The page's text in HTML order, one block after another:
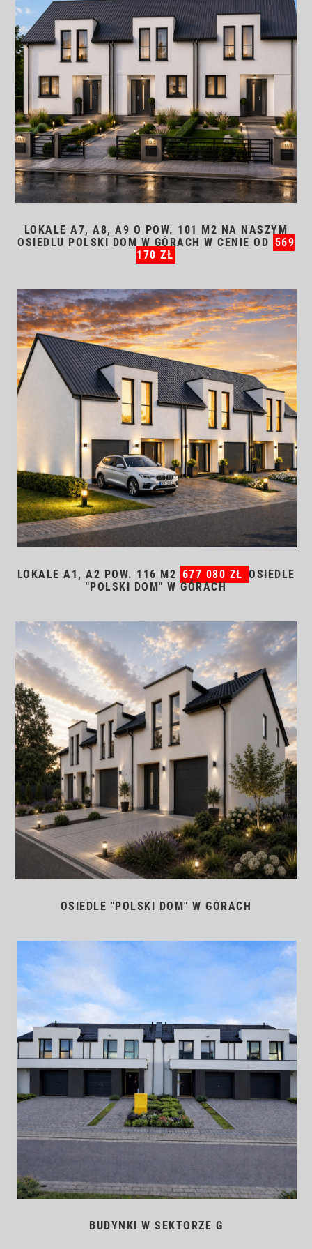
LOKALE A7, A8, A9 O POW. 101 M2 NA NASZYM
OSIEDLU POLSKI DOM W GÓRACH W CENIE OD 569
170 ZŁ
LOKALE A1, A2 POW. 116 M2 677 080 ZŁ OSIEDLE
"POLSKI DOM" W GÓRACH
OSIEDLE "POLSKI DOM" W GÓRACH
BUDYNKI W SEKTORZE G